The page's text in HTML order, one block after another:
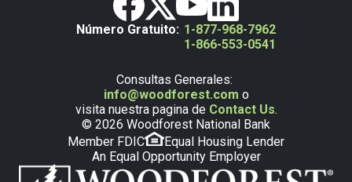
Número Gratuito: 1-877-968-7962
1-866-553-0541
Consultas Generales:
info@woodforest.com o
visita nuestra pagina de Contact Us.
© 2026 Woodforest National Bank
Member FDIC
Equal Housing Lender
An Equal Opportunity Employer